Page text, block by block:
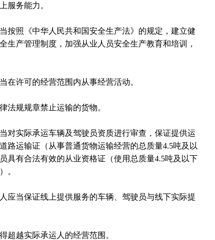
服务能力。
照《中华人民共和国安全生产法》的规定，建立健
生产管理制度，加强从业人员安全生产教育和培训，
许可的经营范围内从事经营活动。
法规规章禁止运输的货物。
实际承运车辆及驾驶员资质进行审查，保证提供运
路运输证（从事普通货物运输经营的总质量4.5吨及以
具有合法有效的从业资格证（使用总质量4.5吨及以下
。
应当保证线上提供服务的车辆、驾驶员与线下实际提
超越实际承运人的经营范围。